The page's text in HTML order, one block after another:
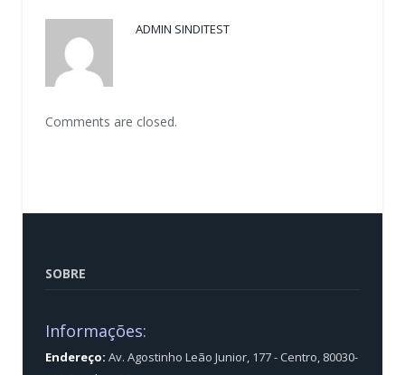
ADMIN SINDITEST
Comments are closed.
SOBRE
Informações:
Endereço: Av. Agostinho Leão Junior, 177 - Centro, 80030-